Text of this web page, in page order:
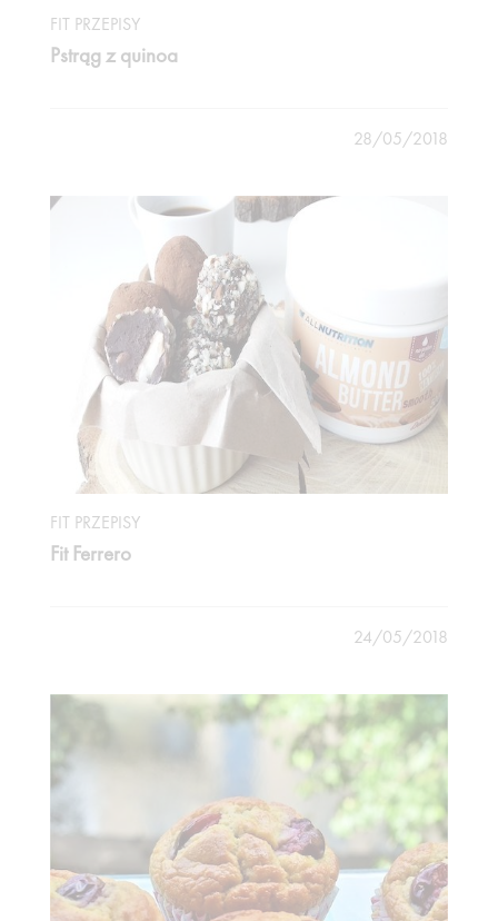
FIT PRZEPISY
Pstrąg z quinoa
28/05/2018
FIT PRZEPISY
Fit Ferrero
24/05/2018